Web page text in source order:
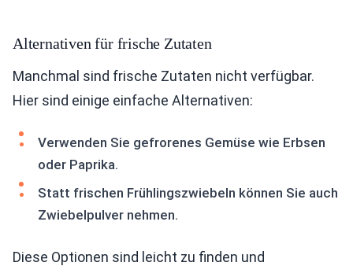
Alternativen für frische Zutaten
Manchmal sind frische Zutaten nicht verfügbar.
Hier sind einige einfache Alternativen:
Verwenden Sie gefrorenes Gemüse wie Erbsen
oder Paprika.
Statt frischen Frühlingszwiebeln können Sie auch
Zwiebelpulver nehmen.
Diese Optionen sind leicht zu finden und